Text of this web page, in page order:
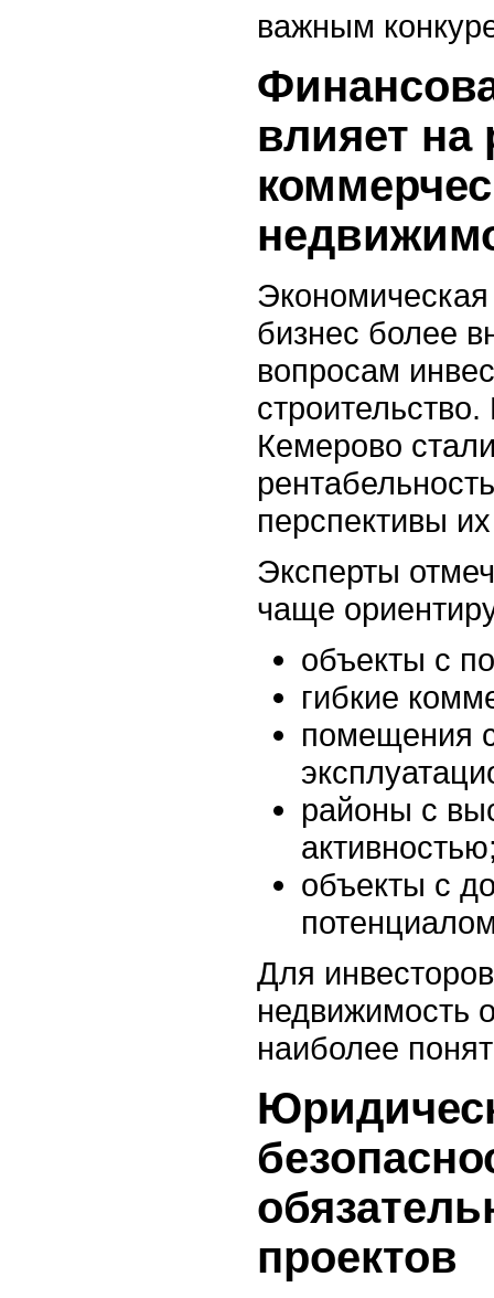
важным
влияет на
Экономическая
бизнес более
вопросам
Кемерово
перспективы
Эксперты
чаще
объекты с
гибкие
помещения
районы с
объекты с
Для
недвижимость
наиболее
проектов